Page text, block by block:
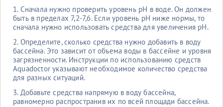
1. Сначала нужно проверить уровень pH в воде. Он должен
быть в пределах 7,2-7,6. Если уровень pH ниже нормы, то
сначала нужно использовать средства для увеличения pH.
2. Определите, сколько средства нужно добавить в воду
бассейна. Это зависит от объема воды в бассейне и уровня
загрязненности. Инструкции по использованию средств
Aquadoctor указывают необходимое количество средства
для разных ситуаций.
3. Добавьте средства напрямую в воду бассейна,
равномерно распространив их по всей площади бассейна.